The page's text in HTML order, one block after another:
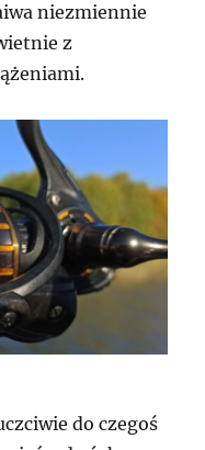
niezmiennie
z
do czegoś